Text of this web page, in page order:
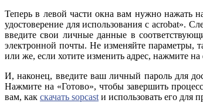
Теперь в левой части окна вам нужно нажать
удостоверение для использования с
введите свои личные данные в
электронной почты. Не изменяйте
или же, если хотите изменить адрес, нажмите
И, наконец, введите ваш личный пароль для
Нажмите на «Готово», чтобы завершить
вам, как скачать sopcastи использовать его для